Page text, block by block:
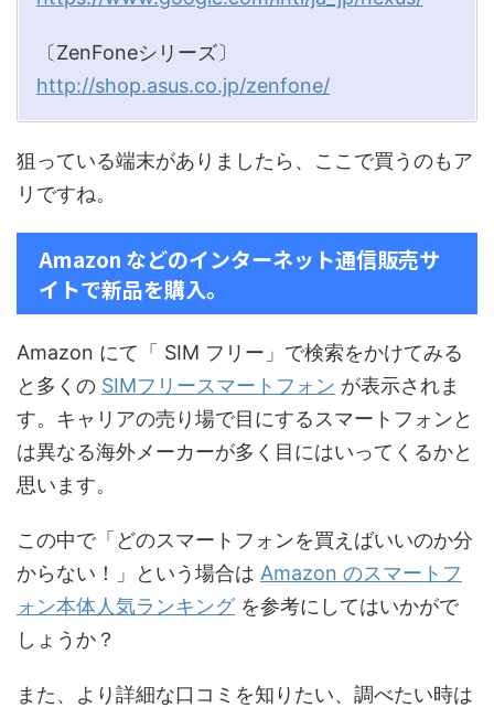
〔ZenFoneシリーズ〕
http://shop.asus.co.jp/zenfone/
狙っている端末がありましたら、ここで買うのもア
リですね。
Amazon などのインターネット通信販売サ
イトで新品を購入。
Amazon にて「 SIM フリー」で検索をかけてみる
と多くの SIMフリースマートフォン が表示されま
す。キャリアの売り場で目にするスマートフォンと
は異なる海外メーカーが多く目にはいってくるかと
思います。
この中で「どのスマートフォンを買えばいいのか分
からない！」という場合は Amazon のスマートフ
ォン本体人気ランキングを参考にしてはいかがで
しょうか？
また、より詳細な口コミを知りたい、調べたい時は